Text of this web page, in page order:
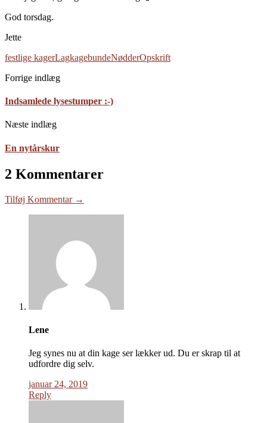
God torsdag.
Jette
festlige kagerLagkagebundeNødderOpskrift
Forrige indlæg
Indsamlede lysestumper :-)
Næste indlæg
En nytårskur
2 Kommentarer
Tilføj Kommentar →
Lene
Jeg synes nu at din kage ser lækker ud. Du er skrap til at
udfordre dig selv.
januar 24, 2019
Reply